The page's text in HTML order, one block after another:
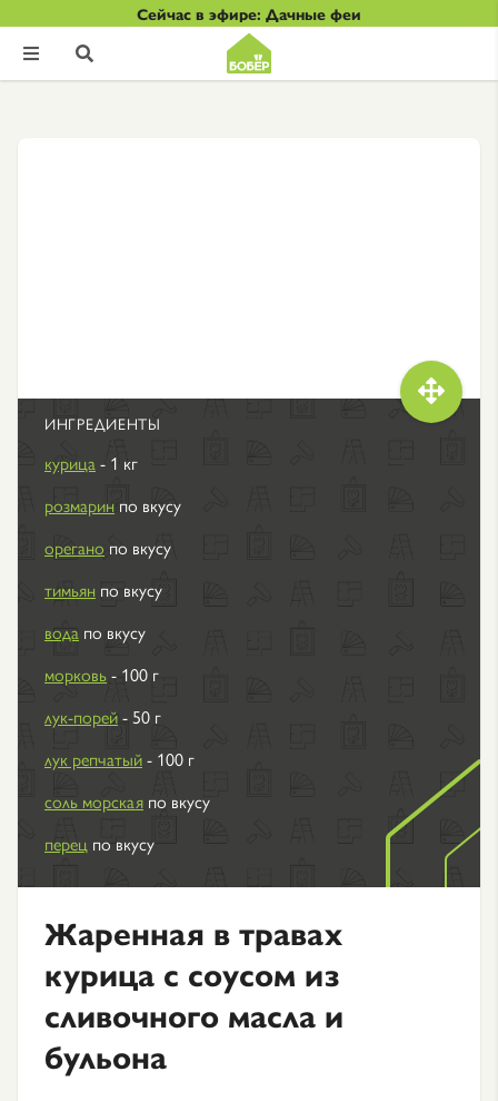
Сейчас в эфире: Дачные феи
 

ИНГРЕДИЕНТЫ
курица- 1 кг
розмарин по вкусу
орегано по вкусу
тимьян по вкусу
вода по вкусу
морковь- 100 г
лук-порей- 50 г
лук репчатый- 100 г
соль морская по вкусу
перец по вкусу
Жаренная в травах
курица с соусом из
сливочного масла и
бульона